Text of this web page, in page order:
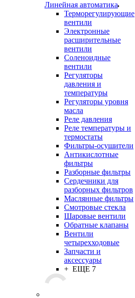
Линейная автоматика
Терморегулирующие
вентили
Электронные
расширительные
вентили
Соленоидные
вентили
Регуляторы
давления и
температуры
Регуляторы уровня
масла
Реле давления
Реле температуры и
термостаты
Фильтры-осушители
Антикислотные
фильтры
Разборные фильтры
Сердечники для
разборных фильтров
Маслянные фильтры
Смотровые стекла
Шаровые вентили
Обратные клапаны
Вентили
четырехходовые
Запчасти и
аксессуары
+ ЕЩЕ 7